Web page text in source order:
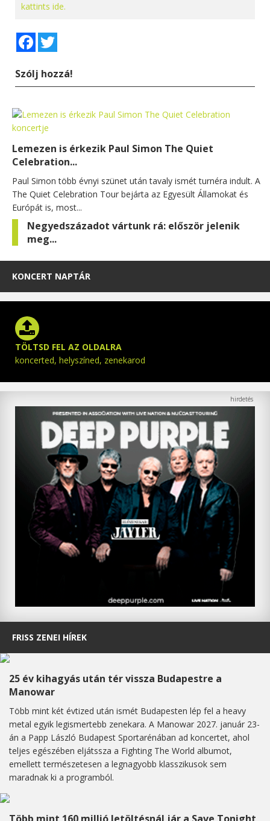
kattints ide.
Facebook
Szólj hozzá!
Lemezen is érkezik Paul Simon The Quiet
Celebration...
Paul Simon több évnyi szünet után tavaly ismét turnéra indult. A
The Quiet Celebration Tour bejárta az Egyesült Államokat és
Európát is, most...
Negyedszázadot vártunk rá: először jelenik
meg...
KONCERT NAPTÁR
TÖLTSD FEL AZ OLDALRA
koncerted, helyszíned, zenekarod
FRISS ZENEI HÍREK
25 év kihagyás után tér vissza Budapestre a
Manowar
Több mint két évtized után ismét Budapesten lép fel a heavy
metal egyik legismertebb zenekara. A Manowar 2027. január 23-
án a Papp László Budapest Sportarénában ad koncertet, ahol
teljes egészében eljátssza a Fighting The World albumot,
emellett természetesen a legnagyobb klasszikusok sem
maradnak ki a programból.